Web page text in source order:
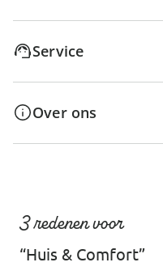
Service
Over ons
3 redenen voor
“Huis & Comfort”